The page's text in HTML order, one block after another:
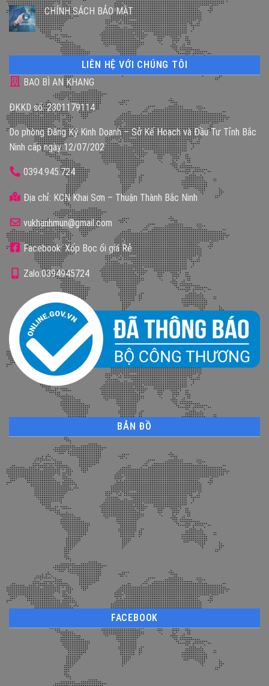
CHÍNH SÁCH BẢO MẬT
LIÊN HỆ VỚI CHÚNG TÔI
BAO BÌ AN KHANG
ĐKKD số: 2301179114
Do phòng Đăng Ký Kinh Doanh – Sở Kế Hoạch và Đầu Tư Tỉnh Bắc
Ninh cấp ngày 12/07/202
0394.945.724
Địa chỉ: KCN Khai Sơn – Thuận Thành Bắc Ninh
vukhanhmun@gmail.com
Facebook: Xốp Bọc ổi giá Rẻ
Zalo:0394945724
BẢN ĐỒ
FACEBOOK